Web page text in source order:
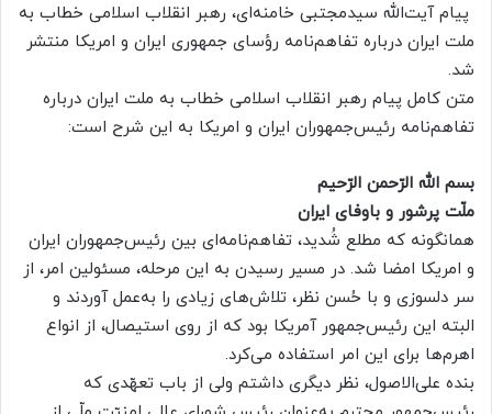
پیام آیت‌الله سیدمجتبی خامنه‌ای، رهبر انقلاب اسلامی خطاب به
ملت ایران درباره تفاهم‌نامه رؤسای جمهوری ایران و امریکا منتشر
شد.
متن کامل پیام رهبر انقلاب اسلامی خطاب به ملت ایران درباره
تفاهم‌نامه رئیس‌جمهوران ایران و امریکا به این شرح است:
بسم‌ الله‌ الرّحمن ‌الرّحیم
ملّت پرشور و باوفای ایران
همانگونه که مطلع شُدید، تفاهم‌نامه‌ای بین رئیس‌جمهوران ایران
و امریکا امضا شد. در مسیر رسیدن به این مرحله، مسئولین امر، از
سر دلسوزی و با حُسن نظر، تلاش‌های زیادی را به‌عمل آوردند و
البته این رئیس‌جمهور آمریکا بود که از روی استیصال، از انواع
اهرم‌ها برای این امر استفاده می‌کرد.
بنده علی‌الاصول، نظر دیگری داشتم ولی از باب تعهّدی که